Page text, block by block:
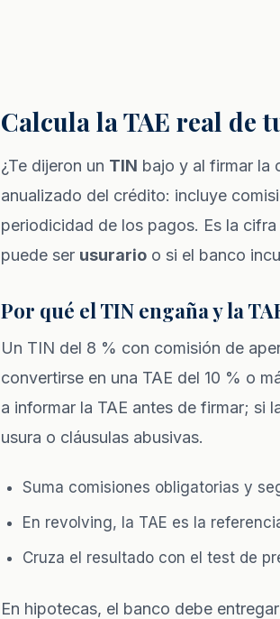
Calcula la TAE real de
¿Te dijeron un TIN bajo y al firmar la
anualizado del crédito: incluye
periodicidad de los pagos. Es la
puede ser usurario o si el banco
Por qué el TIN engaña y la
Un TIN del 8 % con comisión de
convertirse en una TAE del 10 % o
a informar la TAE antes de firmar; si
usura o cláusulas abusivas.
Suma comisiones obligatorias y
En revolving, la TAE es la
Cruza el resultado con el test de
En hipotecas, el banco debe